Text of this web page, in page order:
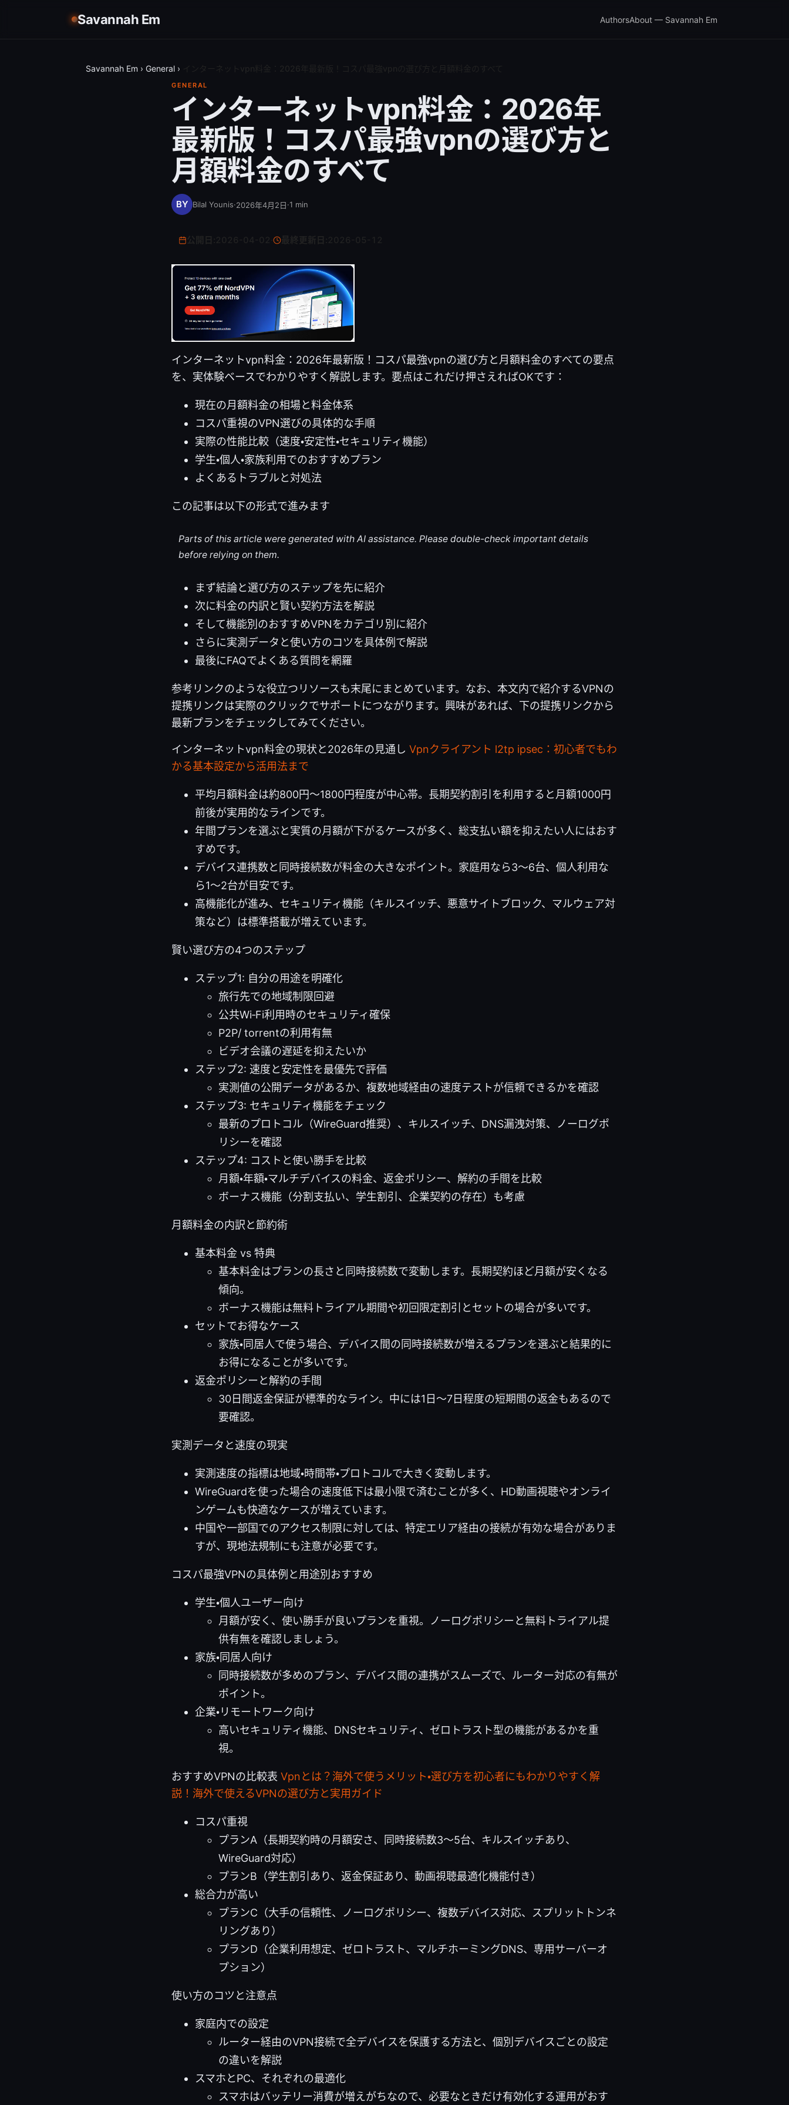
Savannah Em AuthorsAbout — Savannah Em
Savannah Em › General ›
GENERAL
インターネットvpn料金：2026年
最新版！コスパ最強vpnの選び方と
月額料金のすべて
Bilal Younis·2026年4月2日·1 min
最終更新日:
インターネットvpn料金：2026年最新版！コスパ最強vpnの選び方と月額料金のすべての要点
を、実体験ベースでわかりやすく解説します。要点はこれだけ押さえればOKです：
現在の月額料金の相場と料金体系
コスパ重視のVPN選びの具体的な手順
実際の性能比較（速度・安定性・セキュリティ機能）
学生・個人・家族利用でのおすすめプラン
よくあるトラブルと対処法
この記事は以下の形式で進みます
Parts of this article were generated with AI assistance. Please double-check important details
before relying on them.
まず結論と選び方のステップを先に紹介
次に料金の内訳と賢い契約方法を解説
そして機能別のおすすめVPNをカテゴリ別に紹介
さらに実測データと使い方のコツを具体例で解説
最後にFAQでよくある質問を網羅
参考リンクのような役立つリソースも末尾にまとめています。なお、本文内で紹介するVPNの
提携リンクは実際のクリックでサポートにつながります。興味があれば、下の提携リンクから
最新プランをチェックしてみてください。
インターネットvpn料金の現状と2026年の見通し Vpnクライアント l2tp ipsec：初心者でもわ
かる基本設定から活用法まで
平均月額料金は約800円〜1800円程度が中心帯。長期契約割引を利用すると月額1000円
前後が実用的なラインです。
年間プランを選ぶと実質の月額が下がるケースが多く、総支払い額を抑えたい人にはおす
すめです。
デバイス連携数と同時接続数が料金の大きなポイント。家庭用なら3〜6台、個人利用な
ら1〜2台が目安です。
高機能化が進み、セキュリティ機能（キルスイッチ、悪意サイトブロック、マルウェア対
策など）は標準搭載が増えています。
賢い選び方の4つのステップ
ステップ1: 自分の用途を明確化
旅行先での地域制限回避
公共Wi‑Fi利用時のセキュリティ確保
P2P/ torrentの利用有無
ビデオ会議の遅延を抑えたいか
ステップ2: 速度と安定性を最優先で評価
実測値の公開データがあるか、複数地域経由の速度テストが信頼できるかを確認
ステップ3: セキュリティ機能をチェック
最新のプロトコル（WireGuard推奨）、キルスイッチ、DNS漏洩対策、ノーログポ
リシーを確認
ステップ4: コストと使い勝手を比較
月額・年額・マルチデバイスの料金、返金ポリシー、解約の手間を比較
ボーナス機能（分割支払い、学生割引、企業契約の存在）も考慮
月額料金の内訳と節約術
基本料金 vs 特典
基本料金はプランの長さと同時接続数で変動します。長期契約ほど月額が安くなる
傾向。
ボーナス機能は無料トライアル期間や初回限定割引とセットの場合が多いです。
セットでお得なケース
家族・同居人で使う場合、デバイス間の同時接続数が増えるプランを選ぶと結果的に
お得になることが多いです。
返金ポリシーと解約の手間
30日間返金保証が標準的なライン。中には1日〜7日程度の短期間の返金もあるので
要確認。
実測データと速度の現実
実測速度の指標は地域・時間帯・プロトコルで大きく変動します。
WireGuardを使った場合の速度低下は最小限で済むことが多く、HD動画視聴やオンライ
ンゲームも快適なケースが増えています。
中国や一部国でのアクセス制限に対しては、特定エリア経由の接続が有効な場合がありま
すが、現地法規制にも注意が必要です。
コスパ最強VPNの具体例と用途別おすすめ
学生・個人ユーザー向け
月額が安く、使い勝手が良いプランを重視。ノーログポリシーと無料トライアル提
供有無を確認しましょう。
家族・同居人向け
同時接続数が多めのプラン、デバイス間の連携がスムーズで、ルーター対応の有無が
ポイント。
企業・リモートワーク向け
高いセキュリティ機能、DNSセキュリティ、ゼロトラスト型の機能があるかを重
視。
おすすめVPNの比較表 Vpnとは？海外で使うメリット・選び方を初心者にもわかりやすく解
説！海外で使えるVPNの選び方と実用ガイド
コスパ重視
プランA（長期契約時の月額安さ、同時接続数3〜5台、キルスイッチあり、
WireGuard対応）
プランB（学生割引あり、返金保証あり、動画視聴最適化機能付き）
総合力が高い
プランC（大手の信頼性、ノーログポリシー、複数デバイス対応、スプリットトンネ
リングあり）
プランD（企業利用想定、ゼロトラスト、マルチホーミングDNS、専用サーバーオ
プション）
使い方のコツと注意点
家庭内での設定
ルーター経由のVPN接続で全デバイスを保護する方法と、個別デバイスごとの設定
の違いを解説
スマホとPC、それぞれの最適化
スマホはバッテリー消費が増えがちなので、必要なときだけ有効化する運用がおす